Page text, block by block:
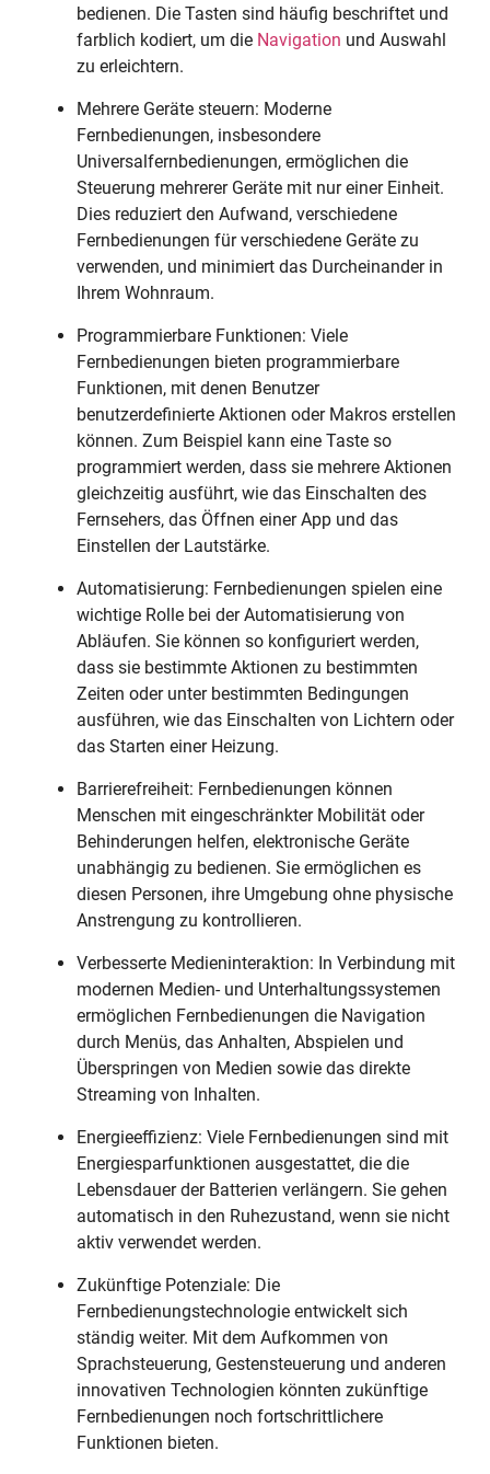
bedienen. Die Tasten sind häufig beschriftet und
farblich kodiert, um die Navigation und Auswahl
zu erleichtern.
Mehrere Geräte steuern: Moderne
Fernbedienungen, insbesondere
Universalfernbedienungen, ermöglichen die
Steuerung mehrerer Geräte mit nur einer Einheit.
Dies reduziert den Aufwand, verschiedene
Fernbedienungen für verschiedene Geräte zu
verwenden, und minimiert das Durcheinander in
Ihrem Wohnraum.
Programmierbare Funktionen: Viele
Fernbedienungen bieten programmierbare
Funktionen, mit denen Benutzer
benutzerdefinierte Aktionen oder Makros erstellen
können. Zum Beispiel kann eine Taste so
programmiert werden, dass sie mehrere Aktionen
gleichzeitig ausführt, wie das Einschalten des
Fernsehers, das Öffnen einer App und das
Einstellen der Lautstärke.
Automatisierung: Fernbedienungen spielen eine
wichtige Rolle bei der Automatisierung von
Abläufen. Sie können so konfiguriert werden,
dass sie bestimmte Aktionen zu bestimmten
Zeiten oder unter bestimmten Bedingungen
ausführen, wie das Einschalten von Lichtern oder
das Starten einer Heizung.
Barrierefreiheit: Fernbedienungen können
Menschen mit eingeschränkter Mobilität oder
Behinderungen helfen, elektronische Geräte
unabhängig zu bedienen. Sie ermöglichen es
diesen Personen, ihre Umgebung ohne physische
Anstrengung zu kontrollieren.
Verbesserte Medieninteraktion: In Verbindung mit
modernen Medien- und Unterhaltungssystemen
ermöglichen Fernbedienungen die Navigation
durch Menüs, das Anhalten, Abspielen und
Überspringen von Medien sowie das direkte
Streaming von Inhalten.
Energieeffizienz: Viele Fernbedienungen sind mit
Energiesparfunktionen ausgestattet, die die
Lebensdauer der Batterien verlängern. Sie gehen
automatisch in den Ruhezustand, wenn sie nicht
aktiv verwendet werden.
Zukünftige Potenziale: Die
Fernbedienungstechnologie entwickelt sich
ständig weiter. Mit dem Aufkommen von
Sprachsteuerung, Gestensteuerung und anderen
innovativen Technologien könnten zukünftige
Fernbedienungen noch fortschrittlichere
Funktionen bieten.